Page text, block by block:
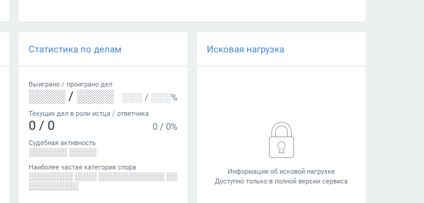
Статистика по делам
Выиграно / проиграно дел
░░░░ / ░░░░ ░░░ / ░░░%
Текущих дел в роли истца / ответчика
0 / 0 0 / 0%
Судебная активность
░░░░░░░ ░░░░░
Наиболее частая категория спора
░░░░░░░░ ░░░░ ░░░░░░░░░░░░ ░░
░░░░░░░░░
Исковая нагрузка